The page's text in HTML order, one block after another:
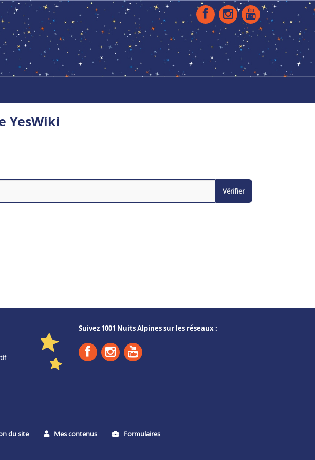
YesWiki
Vérifier
Suivez 1001 Nuits Alpines sur les réseaux :
du site Mes contenus Formulaires